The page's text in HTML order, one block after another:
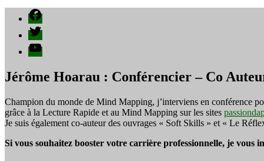
Facebook
Twitter
YouTube
Jérôme Hoarau : Conférencier – Co
Champion du monde de Mind Mapping, j’interviens en conférence
grâce à la Lecture Rapide et au Mind Mapping sur les sites
Je suis également co-auteur des ouvrages « Soft Skills » et « Le
Si vous souhaitez booster votre carrière professionnelle, je vous